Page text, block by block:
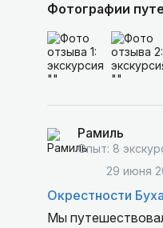
Фотографии
Рамиль
Опыт: 8
29 июня
Окрестности
Мы